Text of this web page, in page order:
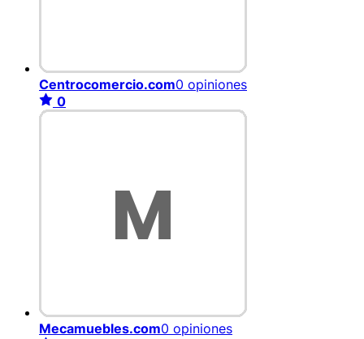
Centrocomercio.com0 opiniones
0
Mecamuebles.com0 opiniones